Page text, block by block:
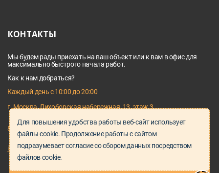
КОНТАКТЫ
Мы будем рады приехать на ваш объект или к вам в офис для
максимально быстрого начала работ.
Как к нам добраться?
Каждый день с 10:00 до 20:00
г. Москва, Лихоборская набережная, 13, этаж 3
8 495 128 03 64
info@proservice-klimat.ru
Для повышения удобства работы веб-сайт использует
файлы cookie. Продолжение работы с сайтом
подразумевает согласие со сбором данных посредством
файлов cookie.